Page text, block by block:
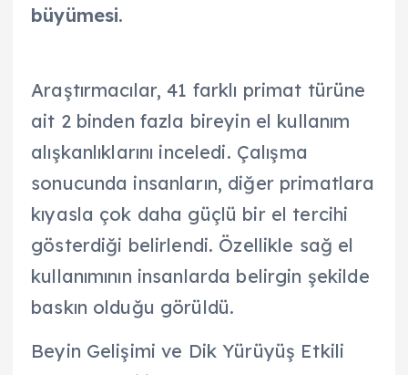
büyümesi.
Araştırmacılar, 41 farklı primat türüne
ait 2 binden fazla bireyin el kullanım
alışkanlıklarını inceledi. Çalışma
sonucunda insanların, diğer primatlara
kıyasla çok daha güçlü bir el tercihi
gösterdiği belirlendi. Özellikle sağ el
kullanımının insanlarda belirgin şekilde
baskın olduğu görüldü.
Beyin Gelişimi ve Dik Yürüyüş Etkili